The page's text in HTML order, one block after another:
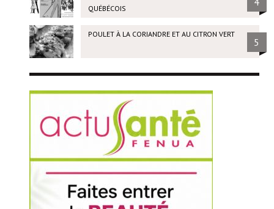
QUÉBÉCOIS
POULET À LA CORIANDRE ET AU CITRON VERT
5